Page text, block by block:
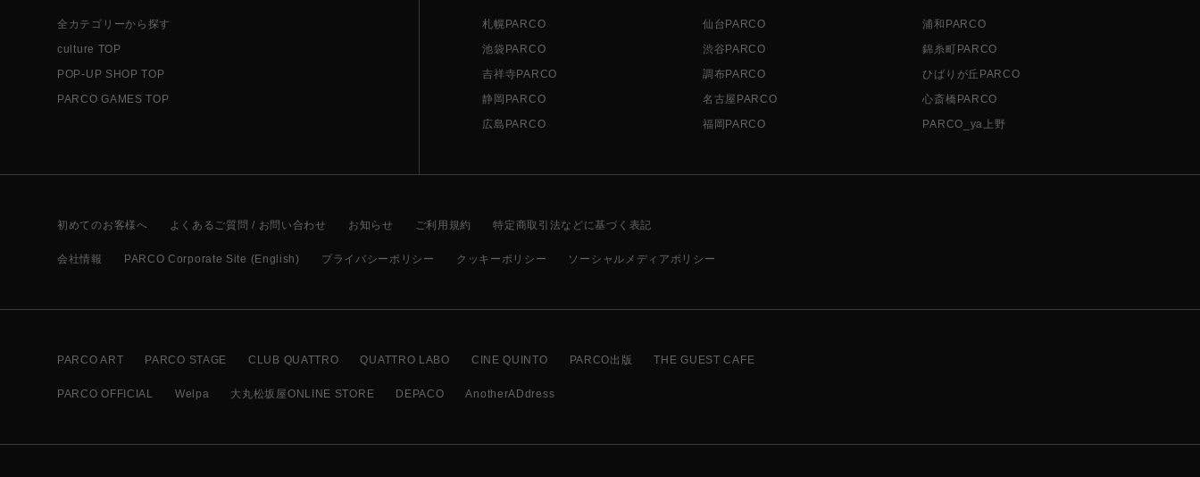
全カテゴリーから探す
culture TOP
POP-UP SHOP TOP
PARCO GAMES TOP
札幌PARCO 仙台PARCO
浦和PARCO
池袋PARCO
渋谷PARCO
錦糸町PARCO
吉祥寺PARCO
調布PARCO
ひばりが丘PARCO
静岡PARCO
名古屋PARCO
心斎橋PARCO
広島PARCO
福岡PARCO PARCO_ya上野
初めてのお客様へ よくあるご質問 / お問い合わせ お知らせ ご利用規約 特定商取引法などに基づく表記
会社情報 PARCO Corporate Site (English) プライバシーポリシー クッキーポリシー ソーシャルメディアポリシー
PARCO ART PARCO STAGE CLUB QUATTRO QUATTRO LABO CINE QUINTO PARCO出版 THE GUEST CAFE
PARCO OFFICIAL Welpa 大丸松坂屋ONLINE STORE DEPACO AnotherADdress